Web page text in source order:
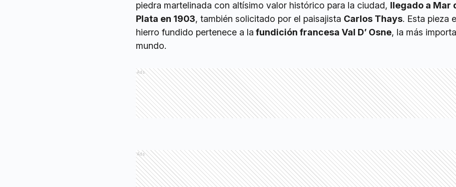
piedra martelinada con altísimo valor histórico para la ciudad, llegado a Mar
Plata en 1903, también solicitado por el paisajista Carlos Thays. Esta pieza
hierro fundido pertenece a la fundición francesa Val D’ Osne, la más
mundo.
Ads
Ads